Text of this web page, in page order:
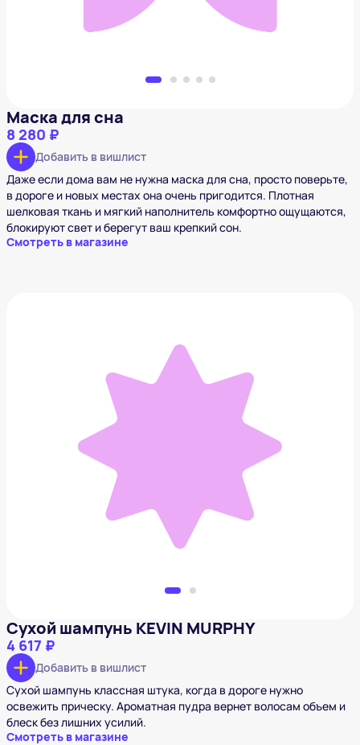
Маска для сна
8 280 ₽
Добавить в вишлист
Даже если дома вам не нужна маска для сна, просто поверьте,
в дороге и новых местах она очень пригодится. Плотная
шелковая ткань и мягкий наполнитель комфортно ощущаются,
блокируют свет и берегут ваш крепкий сон.
Смотреть в магазине
Сухой шампунь KEVIN MURPHY
4 617 ₽
Добавить в вишлист
Сухой шампунь классная штука, когда в дороге нужно
освежить прическу. Ароматная пудра вернет волосам объем и
блеск без лишних усилий.
Смотреть в магазине